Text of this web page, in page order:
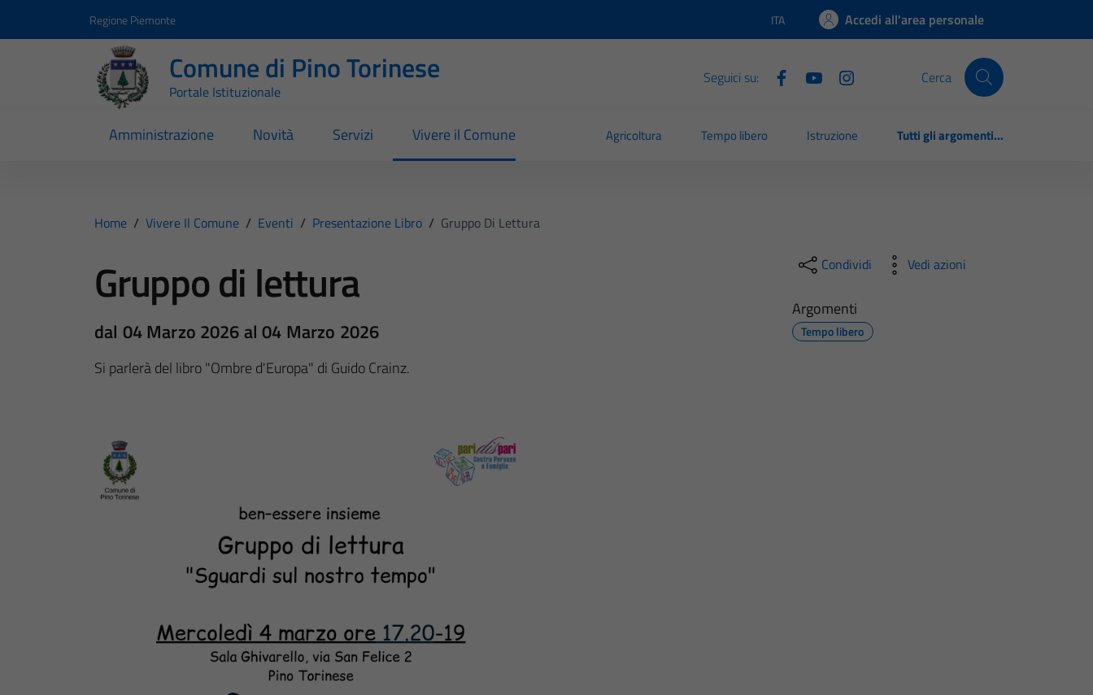
Regione Piemonte Lingua attiva:
ITA Accedi all'area personale
Comune di Pino Torinese
Portale Istituzionale
Seguici su: Cerca
Amministrazione Novità Servizi Vivere il Comune Agricoltura Tempo libero Istruzione Tutti gli argomenti...
Home / Vivere Il Comune / Eventi / Presentazione Libro / Gruppo Di Lettura
Gruppo di lettura
dal 04 Marzo 2026 al 04 Marzo 2026
Si parlerà del libro "Ombre d'Europa" di Guido Crainz.
Condividi Vedi azioni
Argomenti
Tempo libero